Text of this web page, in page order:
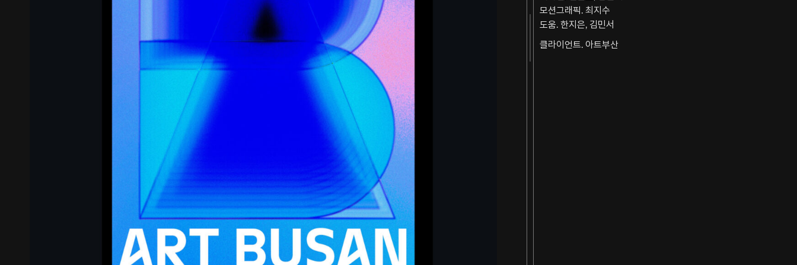
2018
2017
2016
숨 프로젝트 웹사이트 《봄의 선언》 도록
Editorial
모션그래픽. 최지수
도움. 한지은, 김민서
클라이언트. 아트부산